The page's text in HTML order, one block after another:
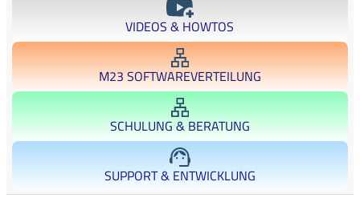
VIDEOS & HOWTOS
M23 SOFTWAREVERTEILUNG
SCHULUNG & BERATUNG
SUPPORT & ENTWICKLUNG